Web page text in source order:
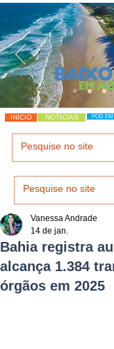
INÍCIO NOTÍCIAS POD EM
Bahia registra
alcança 1.384
órgãos em 2025
Vanessa Andrade
14 de jan.